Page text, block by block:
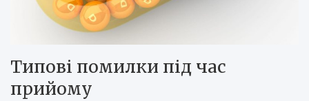
Типові помилки під час
прийому